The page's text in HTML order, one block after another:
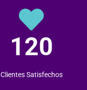
120
Clientes Satisfechos